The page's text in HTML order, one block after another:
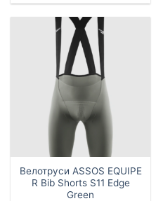
має
кілька
варіантів.
Параметри
можна
вибрати
на
сторінці
товару
Велотруси ASSOS EQUIPE
R Bib Shorts S11 Edge
Green